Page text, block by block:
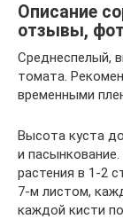
Описание
отзывы,
Среднеспелый,
томата.
временными
Высота куста
и
растения в 1-2
7-м листом,
каждой кисти